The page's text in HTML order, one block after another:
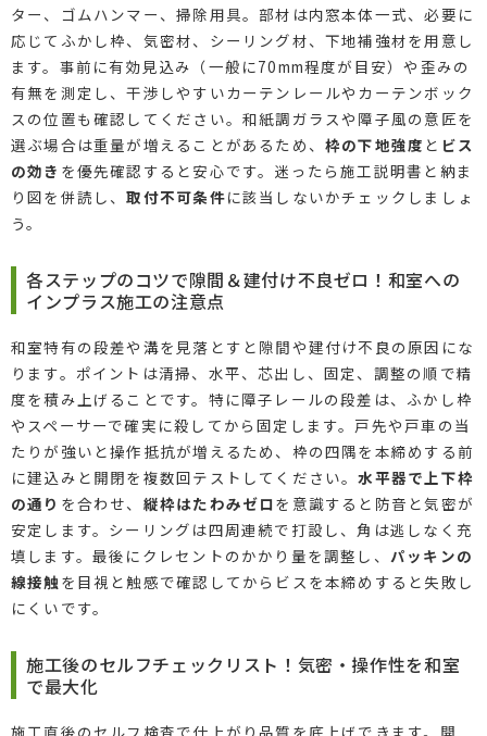
ター、ゴムハンマー、掃除用具。部材は内窓本体一式、必要に
応じてふかし枠、気密材、シーリング材、下地補強材を用意し
ます。事前に有効見込み（一般に70mm程度が目安）や歪みの
有無を測定し、干渉しやすいカーテンレールやカーテンボック
スの位置も確認してください。和紙調ガラスや障子風の意匠を
選ぶ場合は重量が増えることがあるため、枠の下地強度 と ビス
の効き を優先確認すると安心です。迷ったら施工説明書と納ま
り図を併読し、取付不可条件に該当しないかチェックしましょ
う。
各ステップのコツで隙間＆建付け不良ゼロ！和室への
インプラス施工の注意点
和室特有の段差や溝を見落とすと隙間や建付け不良の原因にな
ります。ポイントは清掃、水平、芯出し、固定、調整の順で精
度を積み上げることです。特に障子レールの段差は、ふかし枠
やスペーサーで確実に殺してから固定します。戸先や戸車の当
たりが強いと操作抵抗が増えるため、枠の四隅を本締めする前
に建込みと開閉を複数回テストしてください。水平器で上下枠
の通り を合わせ、 縦枠はたわみゼロを意識すると防音と気密が
安定します。シーリングは四周連続で打設し、角は逃しなく充
填します。最後にクレセントのかかり量を調整し、 パッキンの
線接触 を目視と触感で確認してからビスを本締めすると失敗し
にくいです。
施工後のセルフチェックリスト！気密・操作性を和室
で最大化
施工直後のセルフ検査で仕上がり品質を底上げできます。開